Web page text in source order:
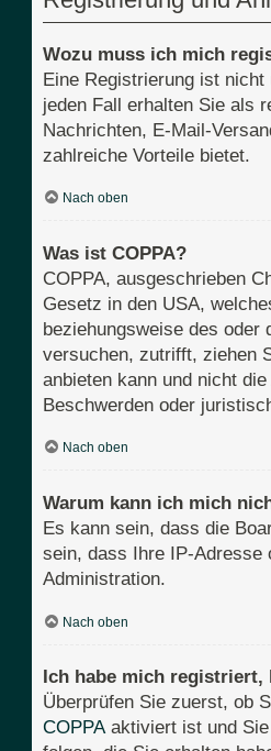
Wozu muss ich mich
Eine Registrierung ist
jeden Fall erhalten Sie als
Nachrichten, E-Mail-
zahlreiche Vorteile bietet.
Nach oben
Was ist COPPA?
COPPA, ausgeschrieben
Gesetz in den USA,
beziehungsweise des
versuchen, zutrifft, ziehen
anbieten kann und nicht
Beschwerden oder
Nach oben
Warum kann ich mich
Es kann sein, dass die
sein, dass Ihre IP-Adresse
Administration.
Nach oben
Ich habe mich
Überprüfen Sie zuerst, ob
COPPAaktiviert ist und Sie